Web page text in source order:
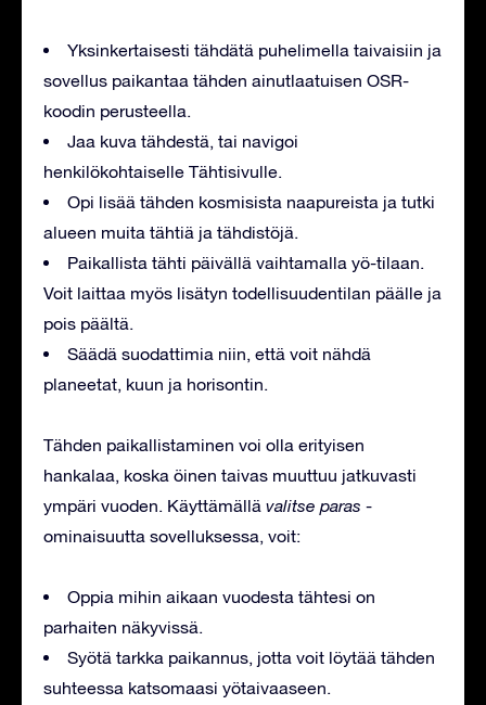
Yksinkertaisesti tähdätä puhelimella taivaisiin ja
sovellus paikantaa tähden ainutlaatuisen OSR-
koodin perusteella.
Jaa kuva tähdestä, tai navigoi
henkilökohtaiselle Tähtisivulle.
Opi lisää tähden kosmisista naapureista ja tutki
alueen muita tähtiä ja tähdistöjä.
Paikallista tähti päivällä vaihtamalla yö-tilaan.
Voit laittaa myös lisätyn todellisuudentilan päälle ja
pois päältä.
Säädä suodattimia niin, että voit nähdä
planeetat, kuun ja horisontin.
Tähden paikallistaminen voi olla erityisen
hankalaa, koska öinen taivas muuttuu jatkuvasti
ympäri vuoden. Käyttämällä valitse paras -
ominaisuutta sovelluksessa, voit:
Oppia mihin aikaan vuodesta tähtesi on
parhaiten näkyvissä.
Syötä tarkka paikannus, jotta voit löytää tähden
suhteessa katsomaasi yötaivaaseen.